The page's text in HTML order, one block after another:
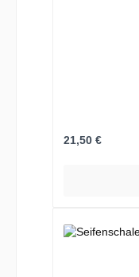
Regulärer Preis:
21,50 €